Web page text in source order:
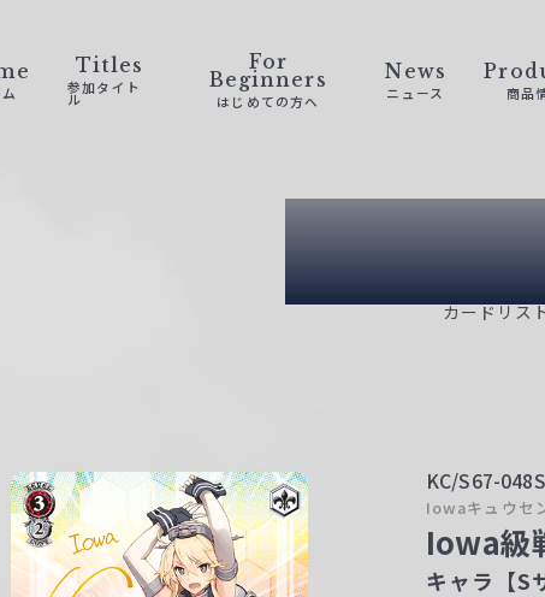
Titles
参加タイト
ル
For
Beginners
はじめての方へ
News
ニュース 商品
Card
カードリス
KC/S67-
Iowaキュウセ
Iowa級
キャラ【S